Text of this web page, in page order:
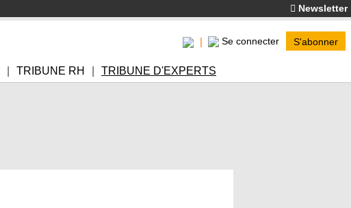
Newsletter
Se connecter S'abonner
TRIBUNE RH TRIBUNE D'EXPERTS